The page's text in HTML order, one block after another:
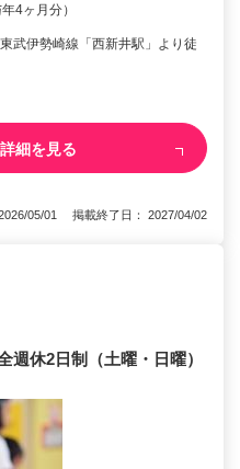
4ヶ月分）
武伊勢崎線「西新井駅」より徒
詳細を見る
05/01 掲載終了日： 2027/04/02
休2日制（土曜・日曜）